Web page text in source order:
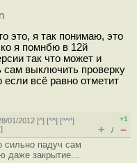
это, я так понимаю, это
я помнбю в 12й
так что может и
выключить проверку
если всё равно отметит
01/2012 [^] [^^] [^^^]
]
+1
+ / –
сильно падуч сам
даже закрытие...